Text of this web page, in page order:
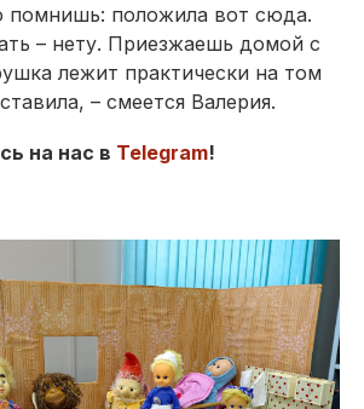
помнишь: положила вот сюда.
– нету. Приезжаешь домой с
лежит практически на том
– смеется Валерия.
на нас в Telegram!